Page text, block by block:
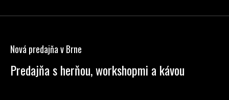
Z
Nová predajňa v Brne
Predajňa s herňou, workshopmi a kávou